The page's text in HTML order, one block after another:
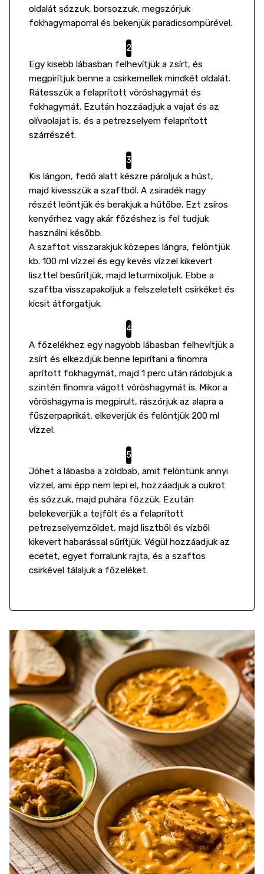
oldalát sózzuk, borsozzuk, megszórjuk
fokhagymaporral és bekenjük paradicsompürével.
Egy kisebb lábasban felhevítjük a zsírt, és
megpirítjuk benne a csirkemellek mindkét oldalát.
Rátesszük a felaprított vöröshagymát és
fokhagymát. Ezután hozzáadjuk a vajat és az
olívaolajat is, és a petrezselyem felaprított
szárrészét.
Kis lángon, fedő alatt készre pároljuk a húst,
majd kivesszük a szaftból. A zsiradék nagy
részét leöntjük és berakjuk a hűtőbe. Ezt zsíros
kenyérhez vagy akár főzéshez is fel tudjuk
használni később.
A szaftot visszarakjuk közepes lángra, felöntjük
kb. 100 ml vízzel és egy kevés vízzel kikevert
liszttel besűrítjük, majd leturmixoljuk. Ebbe a
szaftba visszapakoljuk a felszeletelt csirkéket és
kicsit átforgatjuk.
A főzelékhez egy nagyobb lábasban felhevítjük a
zsírt és elkezdjük benne lepirítani a finomra
aprított fokhagymát, majd 1 perc után rádobjuk a
szintén finomra vágott vöröshagymát is. Mikor a
vöröshagyma is megpirult, rászórjuk az alapra a
fűszerpaprikát, elkeverjük és felöntjük 200 ml
vízzel.
Jöhet a lábasba a zöldbab, amit felöntünk annyi
vízzel, ami épp nem lepi el, hozzáadjuk a cukrot
és sózzuk, majd puhára főzzük. Ezután
belekeverjük a tejfölt és a felaprított
petrezselyemzöldet, majd lisztből és vízből
kikevert habarással sűrítjük. Végül hozzáadjuk az
ecetet, egyet forralunk rajta, és a szaftos
csirkével tálaljuk a főzeléket.